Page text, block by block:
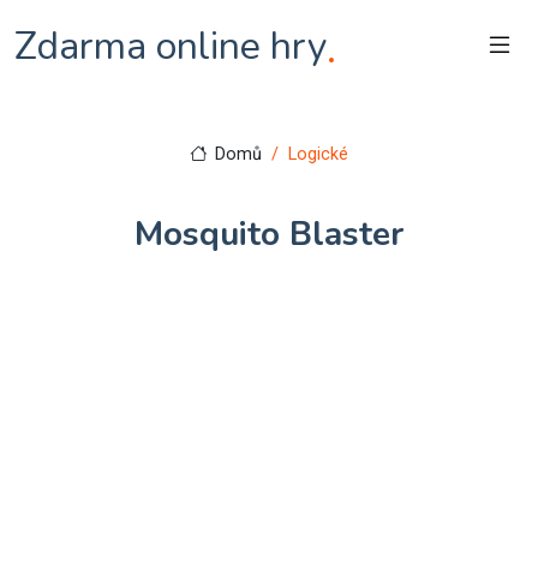
Zdarma online hry.
Domů Logické
Mosquito Blaster